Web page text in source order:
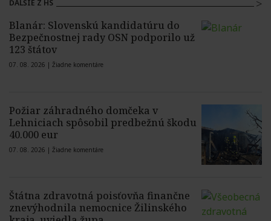
ĎALŠIE Z HS
Blanár: Slovenskú kandidatúru do
Bezpečnostnej rady OSN podporilo už
123 štátov
07. 08. 2026 | Žiadne komentáre
Požiar záhradného domčeka v
Lehniciach spôsobil predbežnú škodu
40.000 eur
07. 08. 2026 | Žiadne komentáre
Štátna zdravotná poisťovňa finančne
znevýhodnila nemocnice Žilinského